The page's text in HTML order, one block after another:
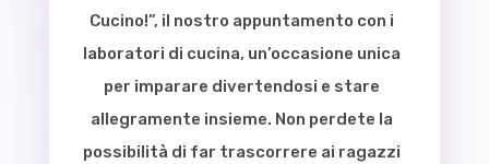
Cucino!”, il nostro appuntamento con i
laboratori di cucina, un’occasione unica
per imparare divertendosi e stare
allegramente insieme. Non perdete la
possibilità di far trascorrere ai ragazzi